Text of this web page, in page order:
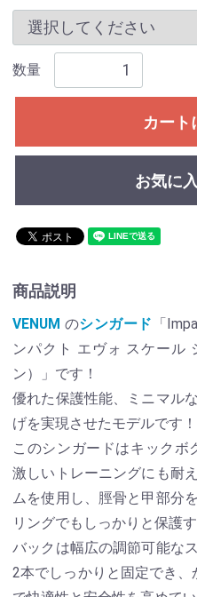
数量
カート
お気に
商品説明
VENUM のシンガード 「
ンパクト エヴォ スケール
ン）」です！
優れた保護性能、ミニマル
げを実現させたモデルです！
このシンガードはキックボ
激しいトレーニングにも耐
ムを使用し、脛骨と甲部分
リングでもしっかりと保護
バックは幅広の調節可能な
2本でしっかりと固定でき